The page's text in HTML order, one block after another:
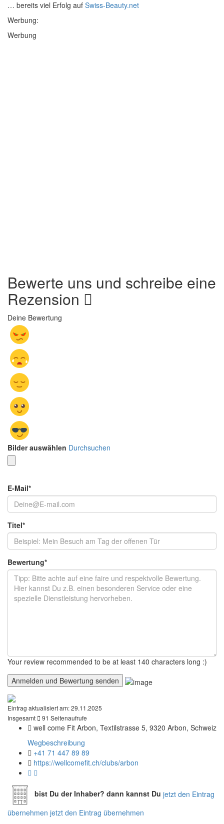
… bereits viel Erfolg auf Swiss-Beauty.net
Werbung:
Werbung
Bewerte uns und schreibe eine
Rezension
Deine Bewertung
Bilder auswählen Durchsuchen
E-Mail*
Titel*
Bewertung*
Your review recommended to be at least 140 characters long :)
Eintrag aktualisiert am:29.11.2025
Insgesamt
91 Seitenaufrufe
well come Fit Arbon, Textilstrasse 5, 9320 Arbon, Schweiz
Wegbeschreibung
+41 71 447 89 89
https://wellcomefit.ch/clubs/arbon
bist Du der Inhaber? dann kannst Du jetzt den Eintrag
übernehmen jetzt den Eintrag übernehmen